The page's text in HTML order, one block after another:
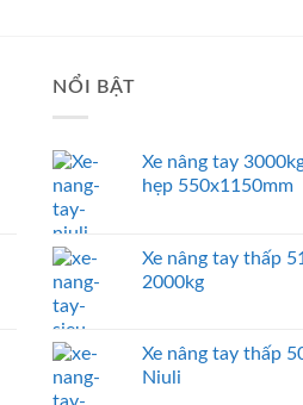
NỔI BẬT
Xe nâng tay
hẹp 550x1150mm
Xe nâng tay thấp
2000kg
Xe nâng tay thấp
Niuli